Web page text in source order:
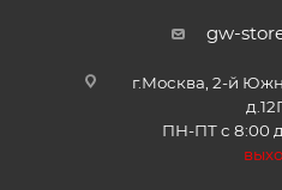
gw-
г.Москва, 2-й
ПН-ПТ с 8:00
в